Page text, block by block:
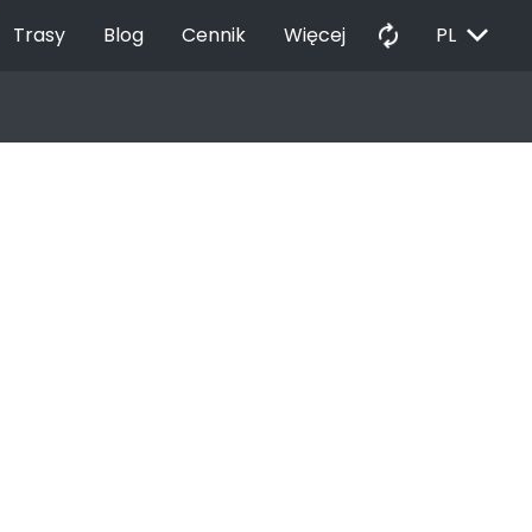
Trasy Blog Cennik Więcej autorenew PL EXPAND_MORE